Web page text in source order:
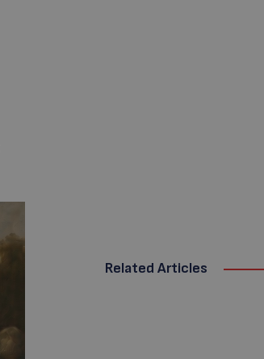
Related Articles